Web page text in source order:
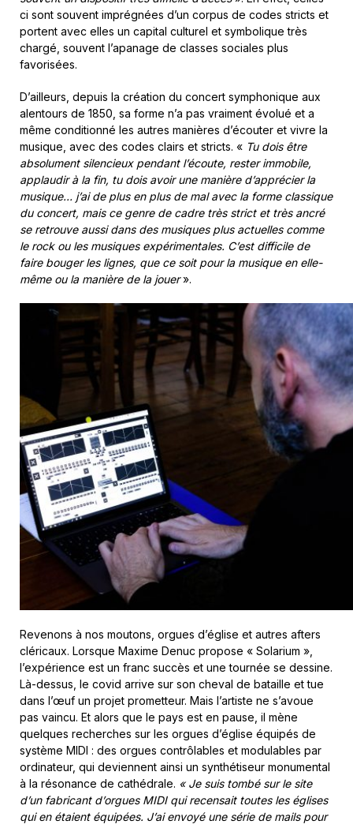
ci sont souvent imprégnées d’un corpus de codes stricts et
portent avec elles un capital culturel et symbolique très
chargé, souvent l’apanage de classes sociales plus
favorisées.
D’ailleurs, depuis la création du concert symphonique aux
alentours de 1850, sa forme n’a pas vraiment évolué et a
même conditionné les autres manières d’écouter et vivre la
musique, avec des codes clairs et stricts. « Tu dois être
absolument silencieux pendant l’écoute, rester immobile,
applaudir à la fin, tu dois avoir une manière d’apprécier la
musique… j’ai de plus en plus de mal avec la forme classique
du concert, mais ce genre de cadre très strict et très ancré
se retrouve aussi dans des musiques plus actuelles comme
le rock ou les musiques expérimentales. C’est difficile de
faire bouger les lignes, que ce soit pour la musique en elle-
même ou la manière de la jouer».
Revenons à nos moutons, orgues d’église et autres afters
cléricaux. Lorsque Maxime Denuc propose « Solarium »,
l’expérience est un franc succès et une tournée se dessine.
Là-dessus, le covid arrive sur son cheval de bataille et tue
dans l’œuf un projet prometteur. Mais l’artiste ne s’avoue
pas vaincu. Et alors que le pays est en pause, il mène
quelques recherches sur les orgues d’église équipés de
système MIDI : des orgues contrôlables et modulables par
ordinateur, qui deviennent ainsi un synthétiseur monumental
à la résonance de cathédrale. « Je suis tombé sur le site
d’un fabricant d’orgues MIDI qui recensait toutes les églises
qui en étaient équipées. J’ai envoyé une série de mails pour